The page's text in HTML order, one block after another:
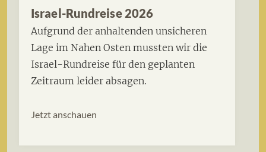
Israel-Rundreise 2026
Aufgrund der anhaltenden unsicheren
Lage im Nahen Osten mussten wir die
Israel-Rundreise für den geplanten
Zeitraum leider absagen.
Jetzt anschauen